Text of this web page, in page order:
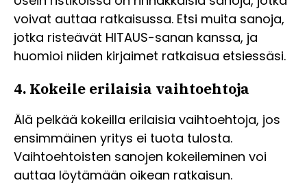
voivat auttaa ratkaisussa. Etsi muita sanoja,
jotka risteävät HITAUS-sanan kanssa, ja
huomioi niiden kirjaimet ratkaisua etsiessäsi.
4. Kokeile erilaisia vaihtoehtoja
Älä pelkää kokeilla erilaisia vaihtoehtoja, jos
ensimmäinen yritys ei tuota tulosta.
Vaihtoehtoisten sanojen kokeileminen voi
auttaa löytämään oikean ratkaisun.